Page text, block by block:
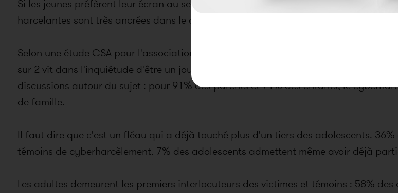
Si les jeunes préfèrent leur écran au sexe, une grande partie craint pour autant d'y
harcelantes sont très ancrées dans le quotidien des jeunes adolescents, il est aussi
Selon une étude CSA pour l'association Assurance Prévention, menée auprès de 1
sur 2 vit dans l'inquiétude d'être un jour cyberharcelés. 70% des parents partagent
discussions autour du sujet : pour 91% des parents et 71% des enfants, le
de famille.
Il faut dire que c'est un fléau qui a déjà touché plus d'un tiers des adolescents.
témoins de cyberharcèlement. 7% des adolescents admettent même avoir déjà
Les adultes demeurent les premiers interlocuteurs des victimes et témoins : 58%